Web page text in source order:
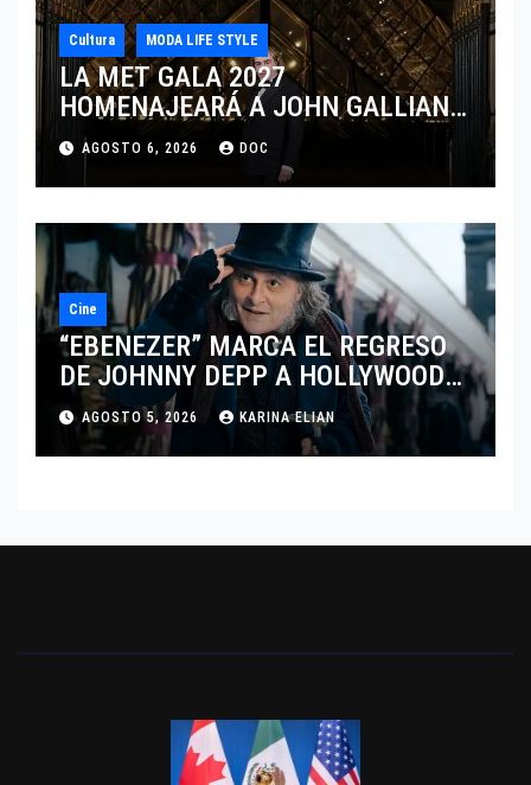
Cultura MODA LIFE STYLE
LA MET GALA 2027
HOMENAJEARÁ A JOHN GALLIANO
MARCANDO EL REGRESO DEL REY
DEL DRAMATISMO
AGOSTO 6, 2026 DOC
Cine
“EBENEZER” MARCA EL REGRESO
DE JOHNNY DEPP A HOLLYWOOD
TRAS SU PASO POR EL CINE
INDEPENDIENTE EUROPEO
AGOSTO 5, 2026 KARINA ELIAN